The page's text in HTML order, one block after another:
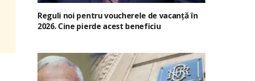
Reguli noi pentru voucherele de vacanță în
2026. Cine pierde acest beneficiu